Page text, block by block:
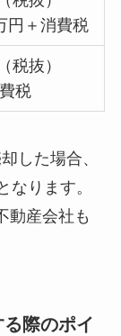
円＋消費税
税抜）
税
した場合、
ります。
動産会社も
際のポイ